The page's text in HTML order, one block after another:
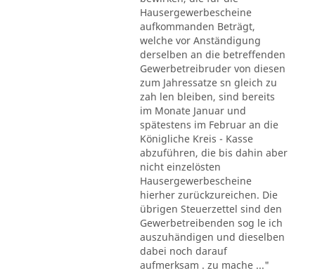
Hausergewerbescheine
aufkommanden Beträgt,
welche vor Anständigung
derselben an die betreffenden
Gewerbetreibruder von diesen
zum Jahressatze sn gleich zu
zah len bleiben, sind bereits
im Monate Januar und
spätestens im Februar an die
Königliche Kreis - Kasse
abzuführen, die bis dahin aber
nicht einzelösten
Hausergewerbescheine
hierher zurückzureichen. Die
übrigen Steuerzettel sind den
Gewerbetreibenden sog le ich
auszuhändigen und dieselben
dabei noch darauf
aufmerksam . zu mache ..."